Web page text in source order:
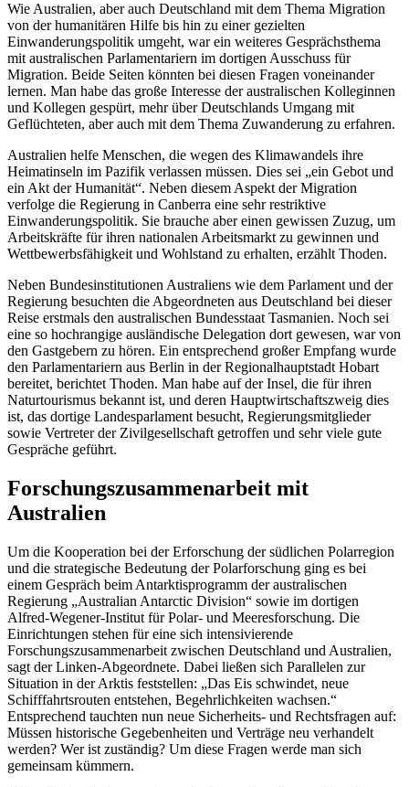
Wie Australien, aber auch Deutschland mit dem Thema Migration
von der humanitären Hilfe bis hin zu einer gezielten
Einwanderungspolitik umgeht, war ein weiteres Gesprächsthema
mit australischen Parlamentariern im dortigen Ausschuss für
Migration. Beide Seiten könnten bei diesen Fragen voneinander
lernen. Man habe das große Interesse der australischen Kolleginnen
und Kollegen gespürt, mehr über Deutschlands Umgang mit
Geflüchteten, aber auch mit dem Thema Zuwanderung zu erfahren.
Australien helfe Menschen, die wegen des Klimawandels ihre
Heimatinseln im Pazifik verlassen müssen. Dies sei „ein Gebot und
ein Akt der Humanität“. Neben diesem Aspekt der Migration
verfolge die Regierung in Canberra eine sehr restriktive
Einwanderungspolitik. Sie brauche aber einen gewissen Zuzug, um
Arbeitskräfte für ihren nationalen Arbeitsmarkt zu gewinnen und
Wettbewerbsfähigkeit und Wohlstand zu erhalten, erzählt Thoden.
Neben Bundesinstitutionen Australiens wie dem Parlament und der
Regierung besuchten die Abgeordneten aus Deutschland bei dieser
Reise erstmals den australischen Bundesstaat Tasmanien. Noch sei
eine so hochrangige ausländische Delegation dort gewesen, war von
den Gastgebern zu hören. Ein entsprechend großer Empfang wurde
den Parlamentariern aus Berlin in der Regionalhauptstadt Hobart
bereitet, berichtet Thoden. Man habe auf der Insel, die für ihren
Naturtourismus bekannt ist, und deren Hauptwirtschaftszweig dies
ist, das dortige Landesparlament besucht, Regierungsmitglieder
sowie Vertreter der Zivilgesellschaft getroffen und sehr viele gute
Gespräche geführt.
Forschungszusammenarbeit mit
Australien
Um die Kooperation bei der Erforschung der südlichen Polarregion
und die strategische Bedeutung der Polarforschung ging es bei
einem Gespräch beim Antarktisprogramm der australischen
Regierung „Australian Antarctic Division“ sowie im dortigen
Alfred-Wegener-Institut für Polar- und Meeresforschung. Die
Einrichtungen stehen für eine sich intensivierende
Forschungszusammenarbeit zwischen Deutschland und Australien,
sagt der Linken-Abgeordnete. Dabei ließen sich Parallelen zur
Situation in der Arktis feststellen: „Das Eis schwindet, neue
Schifffahrtsrouten entstehen, Begehrlichkeiten wachsen.“
Entsprechend tauchten nun neue Sicherheits- und Rechtsfragen auf:
Müssen historische Gegebenheiten und Verträge neu verhandelt
werden? Wer ist zuständig? Um diese Fragen werde man sich
gemeinsam kümmern.